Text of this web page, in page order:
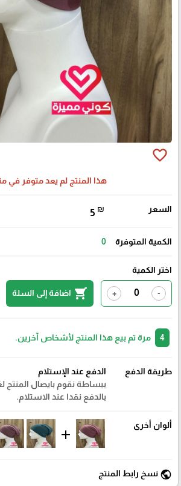
favorite_border
هذا المنتج لم يعد متوفر في
السعر 5 ₪
الكمية المتوفرة 0
اختر الكمية
-
+
shopping_cart اضافة إلى السلة
مرة تم بيع هذا المنتج لأشخاص آخرين.
طريقة الدفع
الدفع عند الإستلام
ببساطة نقوم بايصال المنتج
بالدفع نقدا عند الاستلام.
ألوان أخرى
add
public نسخ رابط المنتج